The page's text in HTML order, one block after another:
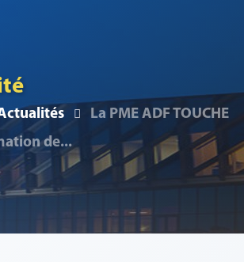
La PME ADF TOUCHE
de...